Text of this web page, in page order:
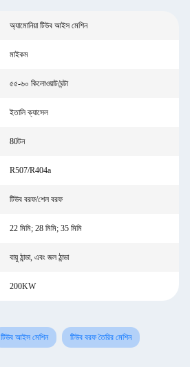
অ্যামোনিয়া টিউব আইস মেশিন
মাইকম
৫৫-৬০ কিলোওয়াট/ঘন্টা
ইতালি ক্যাসেল
80টন
R507/R404a
টিউব বরফ/শেল বরফ
22 মিমি; 28 মিমি; 35 মিমি
বায়ু ঠান্ডা, এবং জল ঠান্ডা
200KW
টিউব আইস মেশিন টিউব বরফ তৈরির মেশিন